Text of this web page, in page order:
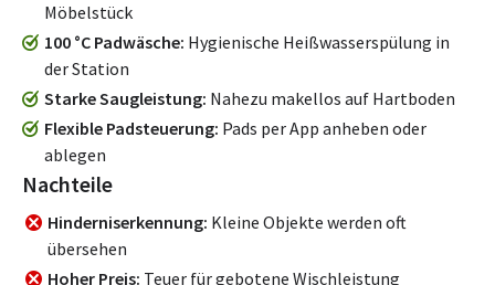
Möbelstück
100 °C Padwäsche Hygienische Heißwasserspülung in
der Station
Starke Saugleistung Nahezu makellos auf Hartboden
Flexible Padsteuerung Pads per App anheben oder
ablegen
Nachteile
Hinderniserkennung Kleine Objekte werden oft
übersehen
Hoher Preis Teuer für gebotene Wischleistung